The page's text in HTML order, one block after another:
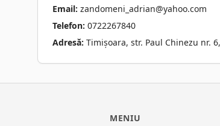
Email: zandomeni_adrian@yahoo.com
Telefon: 0722267840
Adresă: Timișoara, str. Paul Chinezu nr.
MENIU